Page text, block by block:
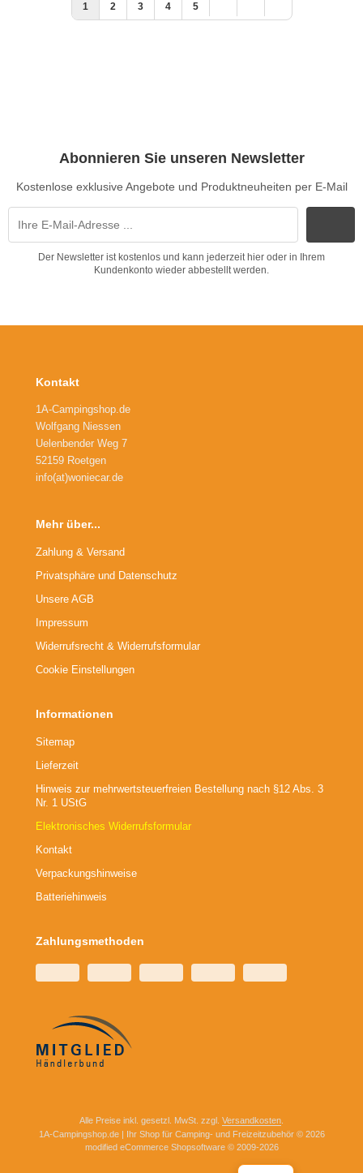
1 2 3 4 5
Abonnieren Sie unseren Newsletter
Kostenlose exklusive Angebote und Produktneuheiten per E-Mail
Der Newsletter ist kostenlos und kann jederzeit hier oder in Ihrem
Kundenkonto wieder abbestellt werden.
Kontakt
1A-Campingshop.de
Wolfgang Niessen
Uelenbender Weg 7
52159 Roetgen
info(at)woniecar.de
Mehr über...
Zahlung & Versand
Privatsphäre und Datenschutz
Unsere AGB
Impressum
Widerrufsrecht & Widerrufsformular
Cookie Einstellungen
Informationen
Sitemap
Lieferzeit
Hinweis zur mehrwertsteuerfreien Bestellung nach §12 Abs. 3
Nr. 1 UStG
Elektronisches Widerrufsformular
Kontakt
Verpackungshinweise
Batteriehinweis
Zahlungsmethoden
Alle Preise inkl. gesetzl. MwSt. zzgl. Versandkosten
1A-Campingshop.de | Ihr Shop für Camping- und Freizeitzubehör © 2026
modified eCommerce Shopsoftware © 2009-2026